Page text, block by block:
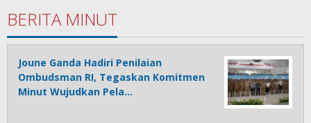
BERITA MINUT
Joune Ganda Hadiri Penilaian
Ombudsman RI, Tegaskan Komitmen
Minut Wujudkan Pela…